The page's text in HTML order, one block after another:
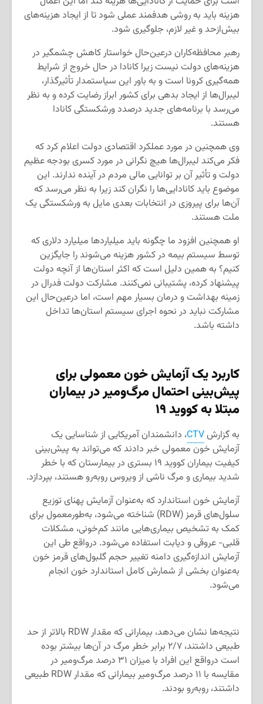
هزینه باید به روشی هدفمند عملی شود تا از ایجاد هزینه‌های
بیش‌ازحد و غیر لازم، جلوگیری شود.
رهبر محافظه‌کاران درعین‌حال خواستار کاهش چشمگیر در
هزینه‌های دولت نیست زیرا کانادا در حال خروج از شرایط
همه‌گیری کرونا است و به باور این سیاستمدار تأثیرگذار،
لیبرال‌ها از ایجاد بدهی برای کشور ابراز رضایت کرده و به نظر
می‌رسد با برنامه‌های جدید درصدد ورشکستگی کانادا
هستند.
وی همچنین در مورد عملکرد اقتصادی دولت اعلام کرد که
فکر می‌کند لیبرال‌ها هیچ نگرانی در مورد کسری بودجه عظیم
دولت و تأثیر آن بر توانایی مالی مردم در آینده ندارند. این
موضوع باید کانادایی‌ها را نگران کند زیرا به نظر می‌رسد که
آن‌ها برای پیروزی در انتخابات بعدی مایل به ورشکستگی یک
ملت هستند.
او همچنین افزود ما چگونه باید میلیاردها میلیارد دلاری که
توسط سیستم بیمه در کشور هزینه می‌شوند را جایگزین
کنیم؟ به همین دلیل است که اکثر استان‌ها از آنچه دولت
پیشنهاد کرده، پشتیبانی نمی‌کنند. مشارکت دولت فدرال در
زمینه بهداشت و درمان بسیار مهم است، اما درعین‌حال این
مشارکت نباید در نحوه اجرای سیستم‌ استان‌ها تداخل
داشته باشد.
کاربرد یک آزمایش خون معمولی برای
پیش‌بینی احتمال مرگ‌ومیر در بیماران
مبتلا به کووید ۱۹
به گزارشCTV، دانشمندان آمریكایی از شناسایی یک
آزمایش خون معمولی خبر دادند که می‌تواند به پیش‌بینی
كیفیت بیماران کووید ۱۹ بستری در بیمارستان که با خطر
شدید بیماری و مرگ ناشی از ویروس روبه‌رو هستند، بپردازد.
آزمایش خون استاندارد که به‌عنوان آزمایش پهنای توزیع
سلول‌های قرمز (RDW) شناخته می‌شود، به‌طورمعمول برای
کمک به تشخیص بیماری‌هایی مانند کم‌خونی، مشکلات
قلبی- عروقی و دیابت استفاده می‌شود. درواقع طی این
آزمایش اندازه‌گیری دامنه تغییر حجم گلبول‌های قرمز خون
به‌عنوان بخشی از شمارش کامل استاندارد خون انجام
می‌شود.
نتیجه‌ها نشان می‌دهد، بیمارانی که مقدار RDW بالاتر از حد
طبیعی داشتند، ۲/۷ برابر خطر مرگ در آن‌ها بیشتر بوده
است درواقع این افراد با میزان ۳۱ درصد مرگ‌ومیر در
مقایسه با ۱۱ درصد مرگ‌ومیر بیمارانی که مقدار RDW طبیعی
داشتند، روبه‌رو بودند.